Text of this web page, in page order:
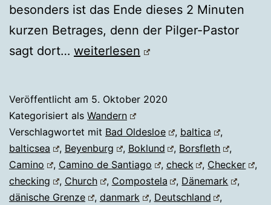
besonders ist das Ende dieses 2 Minuten
kurzen Betrages, denn der Pilger-Pastor
sagt dort… JAKOBSWEG
weiterlesen
Veröffentlicht am 5. Oktober 2020
Kategorisiert als Wandern
Verschlagwortet mit Bad Oldesloe , baltica
,
balticsea
, Beyenburg , Boklund , Borsfleth
,
Camino
, Camino de Santiago , check , Checker
,
checking
, Church , Compostela , Dänemark
,
dänische Grenze
, danmark , Deutschland
,